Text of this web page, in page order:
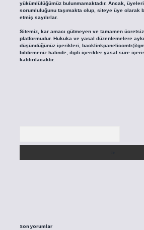
yükümlülüğümüz bulunmamaktadır. Ancak,
sorumluluğunu taşımakta olup, siteye üye olarak
etmiş sayılırlar.
Sitemiz, kar amacı gütmeyen ve tamamen
platformudur. Hukuka ve yasal düzenlemelere
düşündüğünüz içerikleri,
bildirmeniz halinde, ilgili içerikler yasal süre
kaldırılacaktır.
Son yorumlar